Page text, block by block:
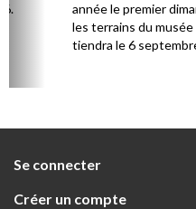
année le premier
les terrains du
tiendra le 6
Se connecter
Créer un compte